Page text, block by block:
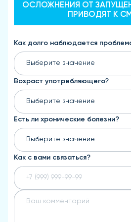
ОСЛОЖНЕНИЯ ОТ
ПРИВОДЯТ К
Как долго наблюдается
Выберите значение
Возраст употребляющего?
Выберите значение
Есть ли хронические болезни?
Выберите значение
Как с вами связаться?